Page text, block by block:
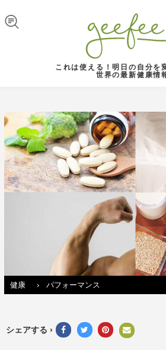
これは使える！明日の自分を
世界の最新健康情
健康 › パフォーマンス
シェアする ›